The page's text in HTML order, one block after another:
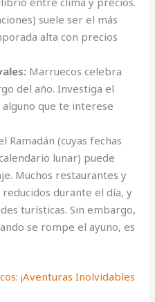
suele ser el más
alta con precios
Marruecos celebra
del año. Investiga el
que te interese
Ramadán (cuyas fechas
lunar) puede
Muchos restaurantes y
durante el día, y
turísticas. Sin embargo,
se rompe el ayuno, es
¡Aventuras Inolvidables